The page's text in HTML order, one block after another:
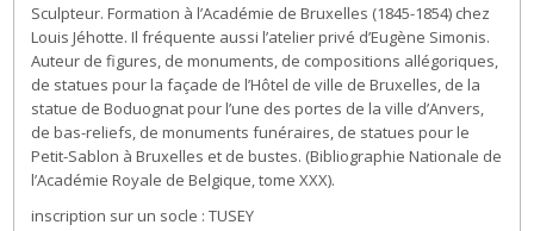
Sculpteur. Formation à l’Académie de Bruxelles (1845-1854) chez
Louis Jéhotte. Il fréquente aussi l’atelier privé d’Eugène Simonis.
Auteur de figures, de monuments, de compositions allégoriques,
de statues pour la façade de l’Hôtel de ville de Bruxelles, de la
statue de Boduognat pour l’une des portes de la ville d’Anvers,
de bas-reliefs, de monuments funéraires, de statues pour le
Petit-Sablon à Bruxelles et de bustes. (Bibliographie Nationale de
l’Académie Royale de Belgique, tome XXX).
inscription sur un socle : TUSEY